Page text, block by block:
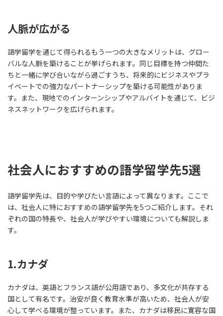
人脈が広がる
語学留学を通じて得られるもう一つの大きなメリットは、グロー
バルな人脈を築けることが挙げられます。同じ目標を持つ仲間た
ちと一緒に学び合いながら過ごすうち、将来的にビジネスやプラ
イベートでの強力なパートナーシップを築ける可能性がありま
す。また、現地でのインターンシップやアルバイトを通じて、ビジ
ネスネットワークを広げられます。
社会人におすすめの語学留学先5選
語学留学先は、目的や学びたい言語によって異なります。ここで
は、社会人に特におすすめの語学留学先を5つご紹介します。それ
ぞれの国の特長や、社会人が学びやすい環境についても解説しま
す。
1.カナダ
カナダは、英語とフランス語が公用語であり、多文化が共存する
国として有名です。治安が良く教育水準が高いため、社会人が安
心して学べる環境が整っています。また、カナダは移民に寛容な国